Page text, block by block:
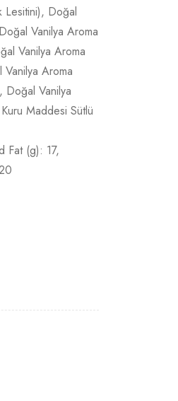
Lesitini), Doğal
Vanilya Aroma
Vanilya Aroma
Aroma
Doğal Vanilya
Maddesi Sütlü
(g): 17,